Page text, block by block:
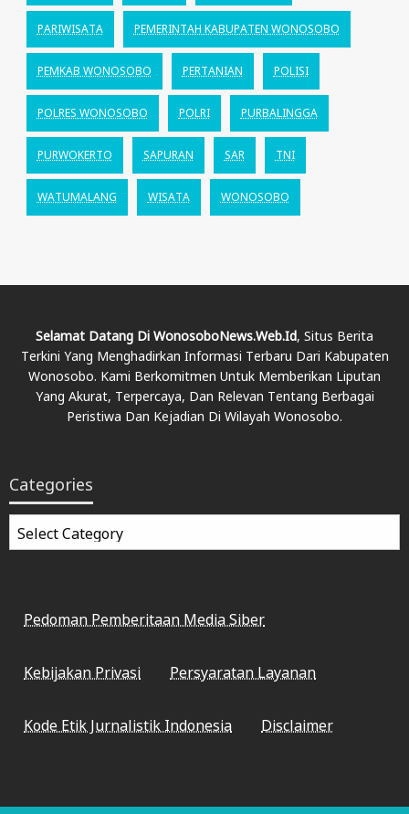
PARIWISATA PEMERINTAH KABUPATEN WONOSOBO
PEMKAB WONOSOBO PERTANIAN POLISI
POLRES WONOSOBO POLRI PURBALINGGA
PURWOKERTO SAPURAN SAR TNI
WATUMALANG WISATA WONOSOBO
Selamat Datang Di WonosoboNews.web.id, Situs Berita
Terkini Yang Menghadirkan Informasi Terbaru Dari Kabupaten
Wonosobo. Kami Berkomitmen Untuk Memberikan Liputan
Yang Akurat, Terpercaya, Dan Relevan Tentang Berbagai
Peristiwa Dan Kejadian Di Wilayah Wonosobo.
Categories
Categories
Pedoman Pemberitaan Media Siber
Kebijakan Privasi Persyaratan Layanan
Kode Etik Jurnalistik Indonesia Disclaimer